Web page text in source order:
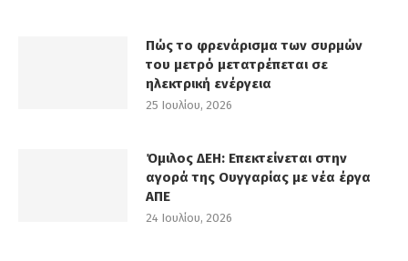
Πώς το φρενάρισμα των συρμών
του μετρό μετατρέπεται σε
ηλεκτρική ενέργεια
25 Ιουλίου, 2026
Όμιλος ΔΕΗ: Επεκτείνεται στην
αγορά της Ουγγαρίας με νέα έργα
ΑΠΕ
24 Ιουλίου, 2026